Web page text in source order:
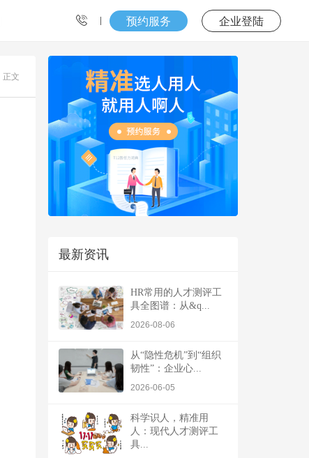
预约服务 企业登陆
正文
最新资讯
HR常用的人才测评工
具全图谱：从&q...
2026-08-06
从“隐性危机”到“组织
韧性”：企业心...
2026-06-05
科学识人，精准用
人：现代人才测评工
具...